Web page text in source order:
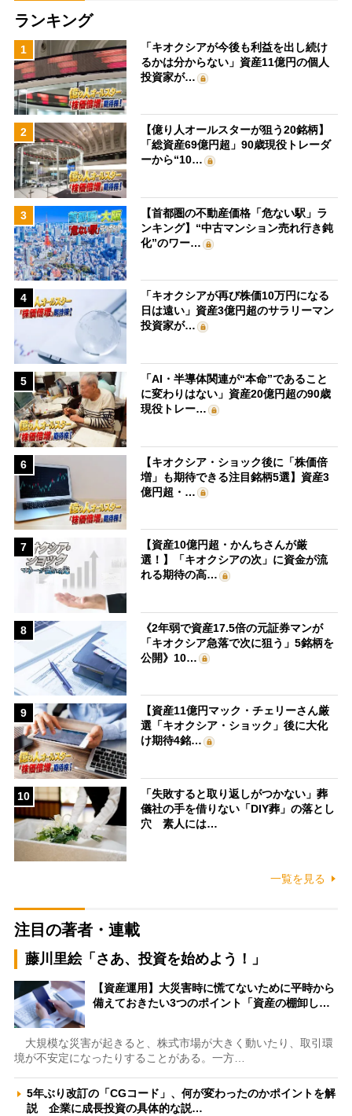
ランキング
1
「キオクシアが今後も利益を出し続け
るかは分からない」資産11億円の個人
投資家が…
2
【億り人オールスターが狙う20銘柄】
「総資産69億円超」90歳現役トレーダ
ーから“10…
3
【首都圏の不動産価格「危ない駅」ラ
ンキング】“中古マンション売れ行き鈍
化”のワー…
4
「キオクシアが再び株価10万円になる
日は遠い」資産3億円超のサラリーマン
投資家が…
5
「AI・半導体関連が“本命”であること
に変わりはない」資産20億円超の90歳
現役トレー…
6
【キオクシア・ショック後に「株価倍
増」も期待できる注目銘柄5選】資産3
億円超・…
7
【資産10億円超・かんちさんが厳
選！】「キオクシアの次」に資金が流
れる期待の高…
8
《2年弱で資産17.5倍の元証券マンが
「キオクシア急落で次に狙う」5銘柄を
公開》10…
9
【資産11億円マック・チェリーさん厳
選「キオクシア・ショック」後に大化
け期待4銘…
10
「失敗すると取り返しがつかない」葬
儀社の手を借りない「DIY葬」の落とし
穴 素人には…
一覧を見る
注目の著者・連載
藤川里絵「さあ、投資を始めよう！」
【資産運用】大災害時に慌てないために平時から
備えておきたい3つのポイント「資産の棚卸し…
大規模な災害が起きると、株式市場が大きく動いたり、取引環
境が不安定になったりすることがある。一方…
5年ぶり改訂の「CGコード」、何が変わったのかポイントを解
説 企業に成長投資の具体的な説…